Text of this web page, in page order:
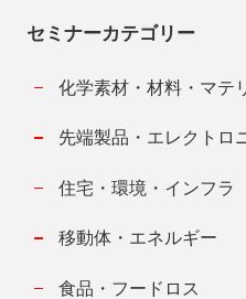
セミナーカテゴリー
化学素材・材料・マテ
先端製品・エレクトロ
住宅・環境・インフラ
移動体・エネルギー
食品・フードロス